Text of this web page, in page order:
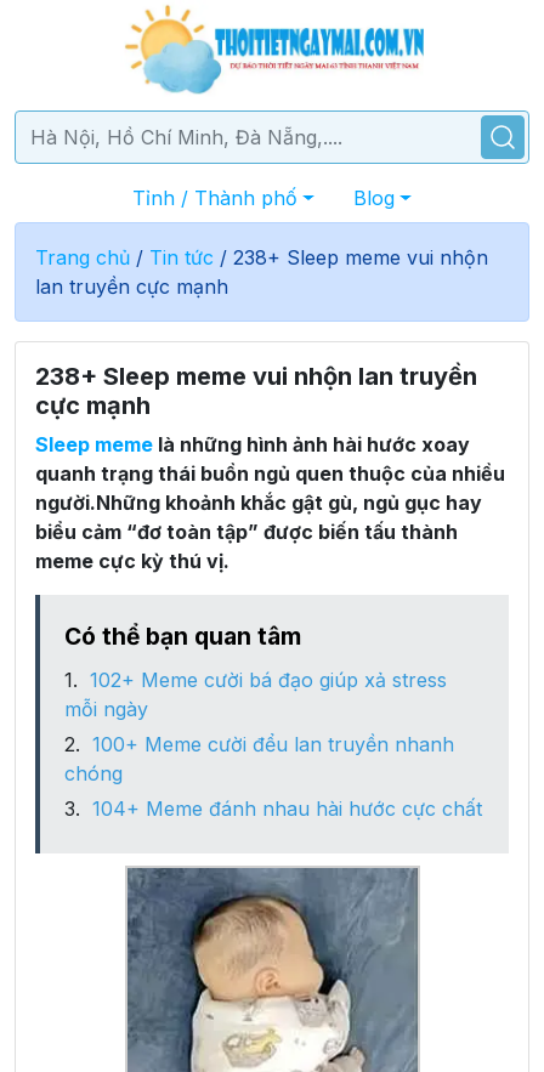
Tỉnh / Thành phố Blog
Trang chủ / Tin tức / 238+ Sleep meme vui nhộn
lan truyền cực mạnh
238+ Sleep meme vui nhộn lan truyền
cực mạnh
Sleep meme là những hình ảnh hài hước xoay
quanh trạng thái buồn ngủ quen thuộc của nhiều
người.Những khoảnh khắc gật gù, ngủ gục hay
biểu cảm “đơ toàn tập” được biến tấu thành
meme cực kỳ thú vị.
Có thể bạn quan tâm
102+ Meme cười bá đạo giúp xả stress
mỗi ngày
100+ Meme cười đểu lan truyền nhanh
chóng
104+ Meme đánh nhau hài hước cực chất